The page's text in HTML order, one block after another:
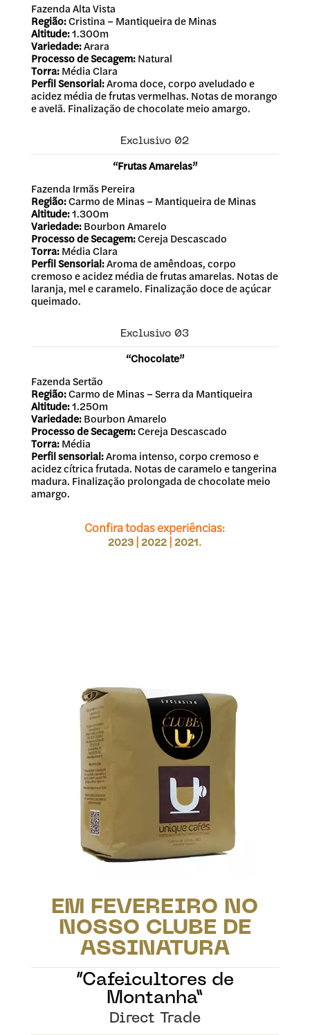
Fazenda Alta Vista
Região:Cristina – Mantiqueira de Minas
Altitude:1.300m
Variedade:Arara
Processo de Secagem:Natural
Torra:Média Clara
Perfil Sensorial:Aroma doce, corpo aveludado e
acidez média de frutas vermelhas. Notas de morango
e avelã. Finalização de chocolate meio amargo.
Exclusivo 02
“Frutas Amarelas”
Fazenda Irmãs Pereira
Região:Carmo de Minas – Mantiqueira de Minas
Altitude:1.300m
Variedade:Bourbon Amarelo
Processo de Secagem:Cereja Descascado
Torra:Média Clara
Perfil Sensorial:Aroma de amêndoas, corpo
cremoso e acidez média de frutas amarelas. Notas de
laranja, mel e caramelo. Finalização doce de açúcar
queimado.
Exclusivo 03
“Chocolate”
Fazenda Sertão
Região:Carmo de Minas – Serra da Mantiqueira
Altitude:1.250m
Variedade:Bourbon Amarelo
Processo de Secagem:Cereja Descascado
Torra:Média
Perfil sensorial:Aroma intenso, corpo cremoso e
acidez cítrica frutada. Notas de caramelo e tangerina
madura. Finalização prolongada de chocolate meio
amargo.
Confira todas experiências:
2023 |2022 |2021.
EM FEVEREIRO NO
NOSSO CLUBE DE
ASSINATURA
“Cafeicultores de
Montanha”
Direct Trade